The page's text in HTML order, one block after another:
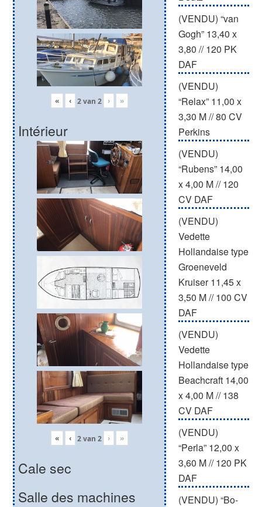
« ‹ 2van2 › »
Intérieur
« ‹ 2van2 › »
Cale sec
Salle des machines
(VENDU) “van
Gogh” 13,40 x
3,80 // 120 PK
DAF
(VENDU)
“Relax” 11,00 x
3,30 M // 80 CV
Perkins
(VENDU)
“Rubens” 14,00
x 4,00 M // 120
CV DAF
(VENDU)
Vedette
Hollandaise type
Groeneveld
Kruiser 11,45 x
3,50 M // 100 CV
DAF
(VENDU)
Vedette
Hollandaise type
Beachcraft 14,00
x 4,00 M // 138
CV DAF
(VENDU)
“Perla” 12,00 x
3,60 M // 120 PK
DAF
(VENDU) “Bo-